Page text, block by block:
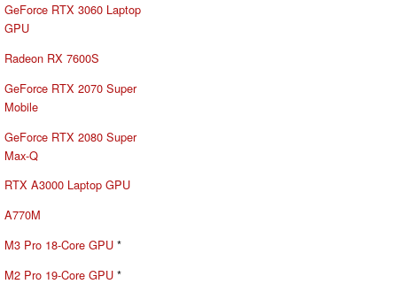
GeForce RTX 3060 Laptop
GPU
Radeon RX 7600S
GeForce RTX 2070 Super
Mobile
GeForce RTX 2080 Super
Max-Q
RTX A3000 Laptop GPU
A770M
M3 Pro 18-Core GPU *
M2 Pro 19-Core GPU *